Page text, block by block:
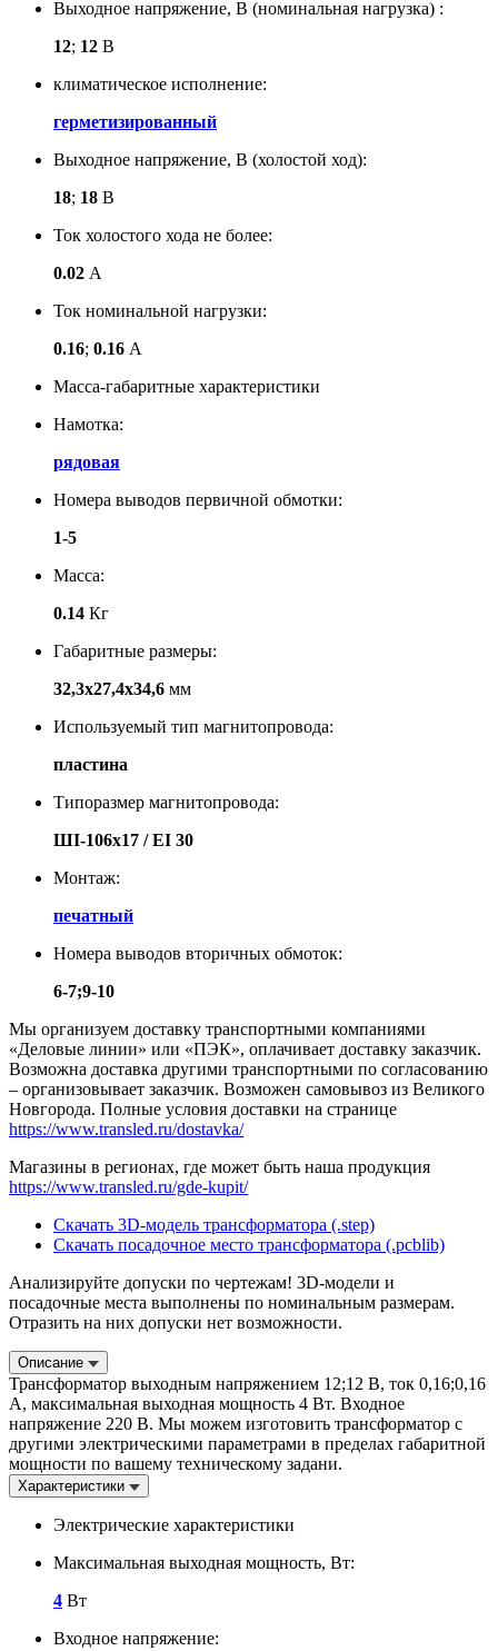
Выходное напряжение, В (номинальная нагрузка) :
12; 12 В
климатическое исполнение:
герметизированный
Выходное напряжение, В (холостой ход):
18; 18 В
Ток холостого хода не более:
0.02 А
Ток номинальной нагрузки:
0.16; 0.16 А
Масса-габаритные характеристики
Намотка:
рядовая
Номера выводов первичной обмотки:
1-5
Масса:
0.14 Кг
Габаритные размеры:
32,3х27,4х34,6 мм
Используемый тип магнитопровода:
пластина
Типоразмер магнитопровода:
ШI-106х17 / EI 30
Монтаж:
печатный
Номера выводов вторичных обмоток:
6-7;9-10
Мы организуем доставку транспортными компаниями
«Деловые линии» или «ПЭК», оплачивает доставку заказчик.
Возможна доставка другими транспортными по согласованию
– организовывает заказчик. Возможен самовывоз из Великого
Новгорода. Полные условия доставки на странице
https://www.transled.ru/dostavka/
Магазины в регионах, где может быть наша продукция
https://www.transled.ru/gde-kupit/
Скачать 3D-модель трансформатора (.step)
Скачать посадочное место трансформатора (.pcblib)
Анализируйте допуски по чертежам! 3D-модели и
посадочные места выполнены по номинальным размерам.
Отразить на них допуски нет возможности.
Описание
Трансформатор выходным напряжением 12;12 В, ток 0,16;0,16
А, максимальная выходная мощность 4 Вт. Входное
напряжение 220 В. Мы можем изготовить трансформатор с
другими электрическими параметрами в пределах габаритной
мощности по вашему техническому задани.
Характеристики
Электрические характеристики
Максимальная выходная мощность, Вт:
4 Вт
Входное напряжение: